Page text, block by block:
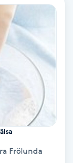
Frölunda